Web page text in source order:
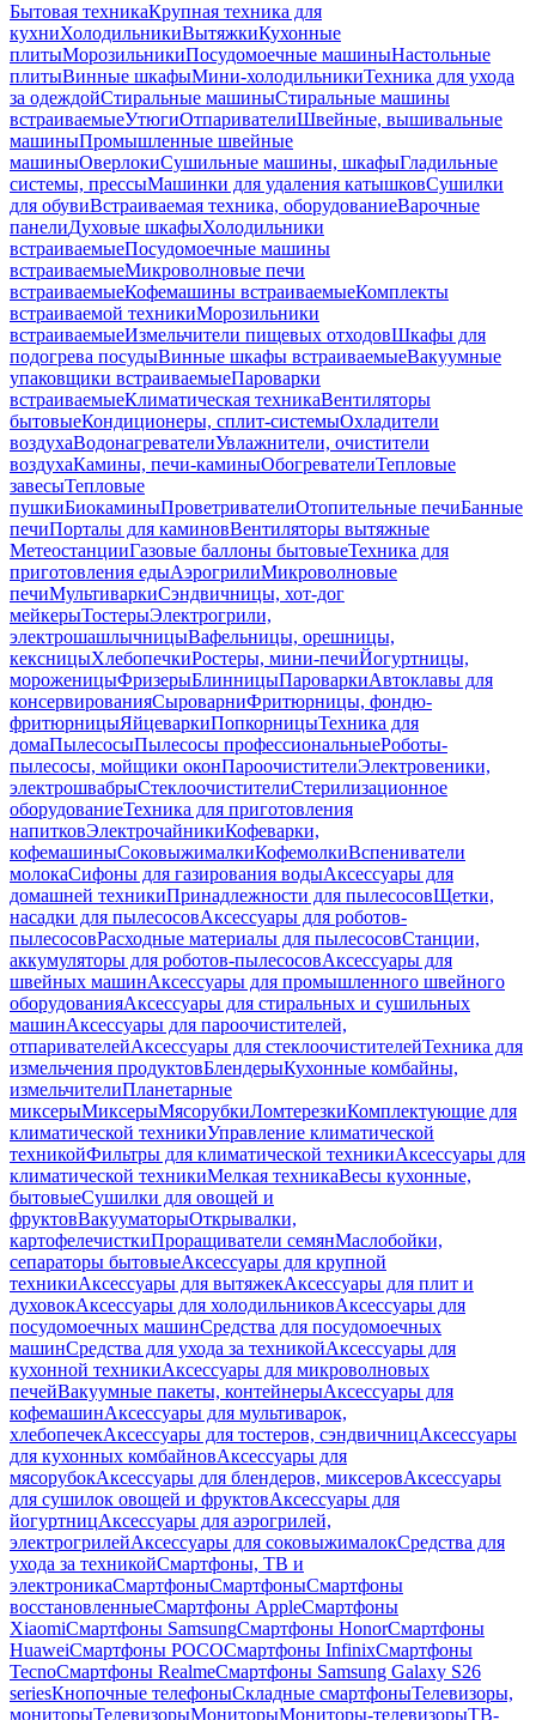
Бытовая техникаКрупная техника для
кухниХолодильникиВытяжкиКухонные
плитыМорозильникиПосудомоечные машиныНастольные
плитыВинные шкафыМини-холодильникиТехника для ухода
за одеждойСтиральные машиныСтиральные машины
встраиваемыеУтюгиОтпаривателиШвейные, вышивальные
машиныПромышленные швейные
машиныОверлокиСушильные машины, шкафыГладильные
системы, прессыМашинки для удаления катышковСушилки
для обувиВстраиваемая техника, оборудованиеВарочные
панелиДуховые шкафыХолодильники
встраиваемыеПосудомоечные машины
встраиваемыеМикроволновые печи
встраиваемыеКофемашины встраиваемыеКомплекты
встраиваемой техникиМорозильники
встраиваемыеИзмельчители пищевых отходовШкафы для
подогрева посудыВинные шкафы встраиваемыеВакуумные
упаковщики встраиваемыеПароварки
встраиваемыеКлиматическая техникаВентиляторы
бытовыеКондиционеры, сплит-системыОхладители
воздухаВодонагревателиУвлажнители, очистители
воздухаКамины, печи-каминыОбогревателиТепловые
завесыТепловые
пушкиБиокаминыПроветривателиОтопительные печиБанные
печиПорталы для каминовВентиляторы вытяжные
МетеостанцииГазовые баллоны бытовыеТехника для
приготовления едыАэрогрилиМикроволновые
печиМультиваркиСэндвичницы, хот-дог
мейкерыТостерыЭлектрогрили,
электрошашлычницыВафельницы, орешницы,
кексницыХлебопечкиРостеры, мини-печиЙогуртницы,
мороженицыФризерыБлинницыПароваркиАвтоклавы для
консервированияСыроварниФритюрницы, фондю-
фритюрницыЯйцеваркиПопкорницыТехника для
домаПылесосыПылесосы профессиональныеРоботы-
пылесосы, мойщики оконПароочистителиЭлектровеники,
электрошвабрыСтеклоочистителиСтерилизационное
оборудованиеТехника для приготовления
напитковЭлектрочайникиКофеварки,
кофемашиныСоковыжималкиКофемолкиВспениватели
молокаСифоны для газирования водыАксессуары для
домашней техникиПринадлежности для пылесосовЩетки,
насадки для пылесосовАксессуары для роботов-
пылесосовРасходные материалы для пылесосовСтанции,
аккумуляторы для роботов-пылесосовАксессуары для
швейных машинАксессуары для промышленного швейного
оборудованияАксессуары для стиральных и сушильных
машинАксессуары для пароочистителей,
отпаривателейАксессуары для стеклоочистителейТехника для
измельчения продуктовБлендерыКухонные комбайны,
измельчителиПланетарные
миксерыМиксерыМясорубкиЛомтерезкиКомплектующие для
климатической техникиУправление климатической
техникойФильтры для климатической техникиАксессуары для
климатической техникиМелкая техникаВесы кухонные,
бытовыеСушилки для овощей и
фруктовВакууматорыОткрывалки,
картофелечисткиПроращиватели семянМаслобойки,
сепараторы бытовыеАксессуары для крупной
техникиАксессуары для вытяжекАксессуары для плит и
духовокАксессуары для холодильниковАксессуары для
посудомоечных машинСредства для посудомоечных
машинСредства для ухода за техникойАксессуары для
кухонной техникиАксессуары для микроволновых
печейВакуумные пакеты, контейнерыАксессуары для
кофемашинАксессуары для мультиварок,
хлебопечекАксессуары для тостеров, сэндвичницАксессуары
для кухонных комбайновАксессуары для
мясорубокАксессуары для блендеров, миксеровАксессуары
для сушилок овощей и фруктовАксессуары для
йогуртницАксессуары для аэрогрилей,
электрогрилейАксессуары для соковыжималокСредства для
ухода за техникойСмартфоны, ТВ и
электроникаСмартфоныСмартфоныСмартфоны
восстановленныеСмартфоны AppleСмартфоны
XiaomiСмартфоны SamsungСмартфоны HonorСмартфоны
HuaweiСмартфоны POCOСмартфоны InfinixСмартфоны
TecnoСмартфоны RealmeСмартфоны Samsung Galaxy S26
seriesКнопочные телефоныСкладные смартфоныТелевизоры,
мониторыТелевизорыМониторыМониторы-телевизорыТВ-